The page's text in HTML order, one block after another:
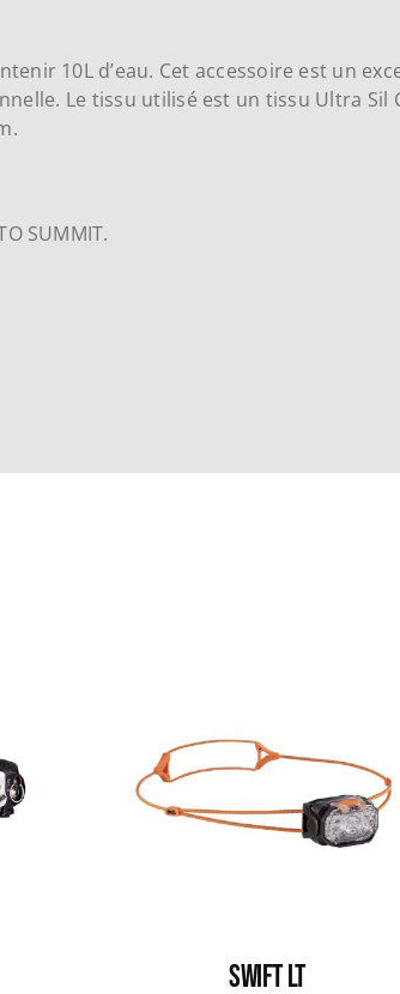
10L d’eau. Cet accessoire est un
Le tissu utilisé est un tissu Ultra
SUMMIT.
SWIFT LT